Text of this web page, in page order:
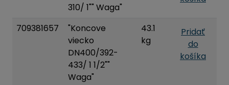
310/ 1"" Waga"
709381657
"Koncove
viecko
DN400/392-
433/ 1 1/2""
Waga"
43.1
kg
Pridať
do
košíka